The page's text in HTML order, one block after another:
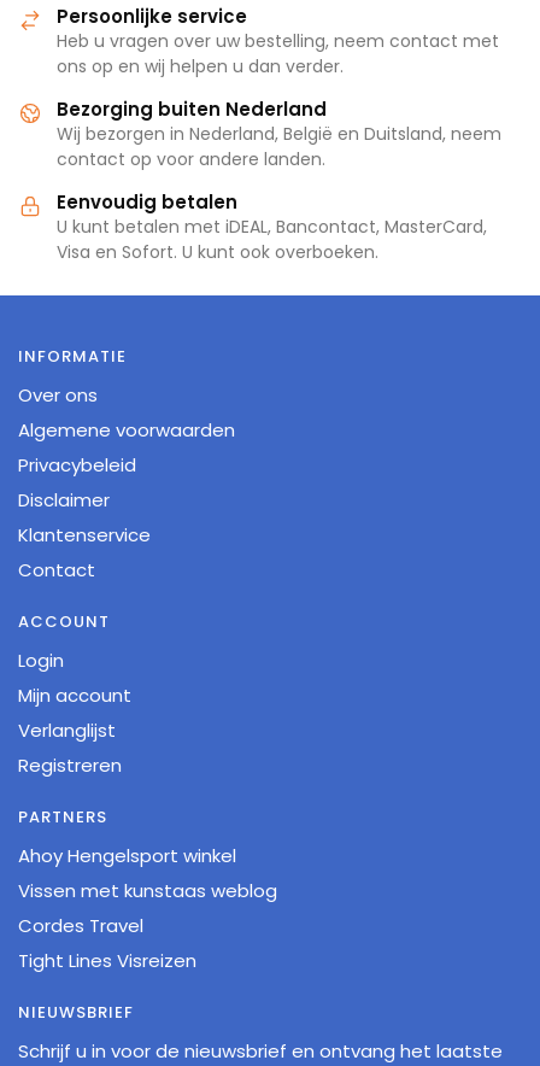
Persoonlijke service
Heb u vragen over uw bestelling, neem contact met
ons op en wij helpen u dan verder.
Bezorging buiten Nederland
Wij bezorgen in Nederland, België en Duitsland, neem
contact op voor andere landen.
Eenvoudig betalen
U kunt betalen met iDEAL, Bancontact, MasterCard,
Visa en Sofort. U kunt ook overboeken.
INFORMATIE
Over ons
Algemene voorwaarden
Privacybeleid
Disclaimer
Klantenservice
Contact
ACCOUNT
Login
Mijn account
Verlanglijst
Registreren
PARTNERS
Ahoy Hengelsport winkel
Vissen met kunstaas weblog
Cordes Travel
Tight Lines Visreizen
NIEUWSBRIEF
Schrijf u in voor de nieuwsbrief en ontvang het laatste